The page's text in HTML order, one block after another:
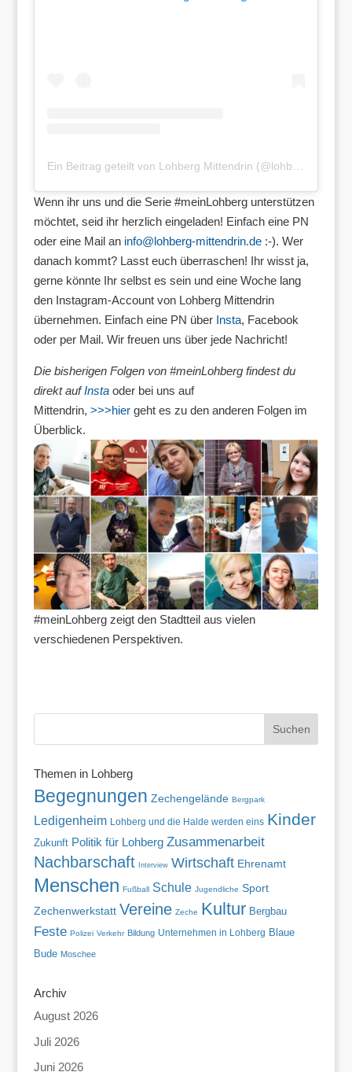
Wenn ihr uns und die Serie #meinLohberg unterstützen
möchtet, seid ihr herzlich eingeladen! Einfach eine PN
oder eine Mail an info@lohberg-mittendrin.de:-). Wer
danach kommt? Lasst euch überraschen! Ihr wisst ja,
gerne könnte Ihr selbst es sein und eine Woche lang
den Instagram-Account von Lohberg Mittendrin
übernehmen. Einfach eine PN über Insta, Facebook
oder per Mail. Wir freuen uns über jede Nachricht!
Die bisherigen Folgen von #meinLohberg findest du
direkt aufInsta oder bei uns auf
Mittendrin, >>>hiergeht es zu den anderen Folgen im
Überblick.
#meinLohberg zeigt den Stadtteil aus vielen
verschiedenen Perspektiven.
Themen in Lohberg
Begegnungen Zechengelände Bergpark
Ledigenheim Lohberg und die Halde werden eins Kinder
Zukunft Politik für Lohberg Zusammenarbeit
Nachbarschaft Interview Wirtschaft Ehrenamt
Menschen Fußball Schule Jugendliche Sport
Zechenwerkstatt Vereine Zeche Kultur Bergbau
Feste Polizei Verkehr Bildung Unternehmen in Lohberg Blaue
Bude Moschee
Archiv
August 2026
Juli 2026
Juni 2026